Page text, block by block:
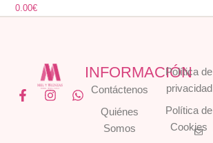
0.00€
F
I
W
INFORMACIÓN
Contáctenos
Quiénes
Somos
Política de
privacidad
Política de
Cookies